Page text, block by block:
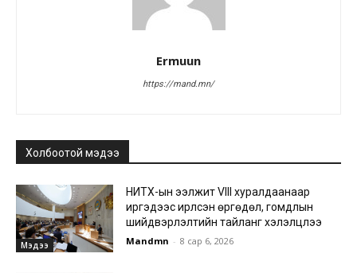
Ermuun
https://mand.mn/
Холбоотой мэдээ
Мэдээ
НИТХ-ын ээлжит VIII хуралдаанаар
иргэдээс ирүүлсэн өргөдөл, гомдлын
шийдвэрлэлтийн тайланг хэлэлцлээ
Mandmn - 8 сар 6, 2026